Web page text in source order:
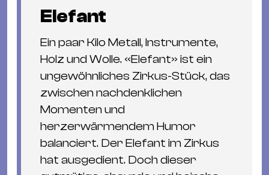
Elefant
Ein paar Kilo Metall, Instrumente,
Holz und Wolle. «Elefant» ist ein
ungewöhnliches Zirkus-Stück, das
zwischen nachdenklichen
Momenten und
herzerwärmendem Humor
balanciert. Der Elefant im Zirkus
hat ausgedient. Doch dieser